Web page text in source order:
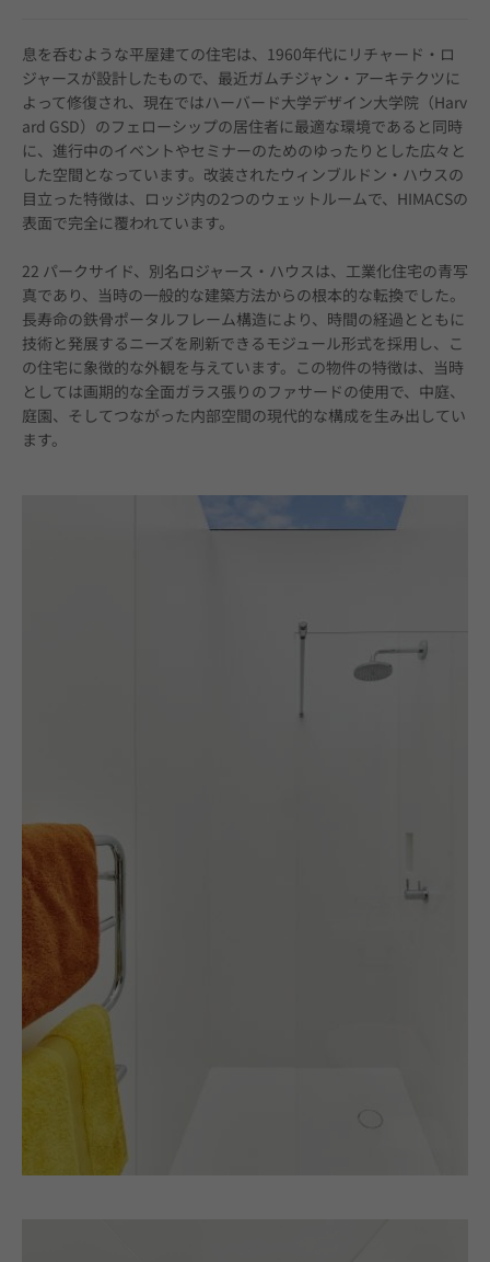
息を呑むような平屋建ての住宅は、1960年代にリチャード・ロ
ジャースが設計したもので、最近ガムチジャン・アーキテクツに
よって修復され、現在ではハーバード大学デザイン大学院（Harv
ard GSD）のフェローシップの居住者に最適な環境であると同時
に、進行中のイベントやセミナーのためのゆったりとした広々と
した空間となっています。改装されたウィンブルドン・ハウスの
目立った特徴は、ロッジ内の2つのウェットルームで、HIMACSの
表面で完全に覆われています。
22 パークサイド、別名ロジャース・ハウスは、工業化住宅の青写
真であり、当時の一般的な建築方法からの根本的な転換でした。
長寿命の鉄骨ポータルフレーム構造により、時間の経過とともに
技術と発展するニーズを刷新できるモジュール形式を採用し、こ
の住宅に象徴的な外観を与えています。この物件の特徴は、当時
としては画期的な全面ガラス張りのファサードの使用で、中庭、
庭園、そしてつながった内部空間の現代的な構成を生み出してい
ます。